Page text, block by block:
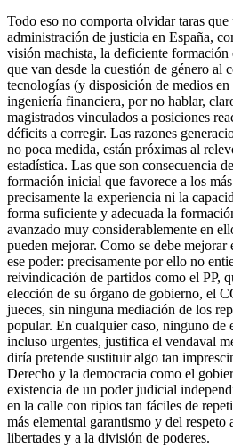
Todo eso no comporta olvidar taras
administración de justicia en España,
visión machista, la deficiente formación
que van desde la cuestión de género al
tecnologías (y disposición de medios
ingeniería financiera, por no hablar,
magistrados vinculados a posiciones
déficits a corregir. Las razones
no poca medida, están próximas al
estadística. Las que son consecuencia
formación inicial que favorece a los
precisamente la experiencia ni la
forma suficiente y adecuada la
avanzado muy considerablemente en
pueden mejorar. Como se debe
ese poder: precisamente por ello no
reivindicación de partidos como el PP,
elección de su órgano de gobierno, el
jueces, sin ninguna mediación de los
popular. En cualquier caso, ninguno de
incluso urgentes, justifica el vendaval
diría pretende sustituir algo tan
Derecho y la democracia como el
existencia de un poder judicial
en la calle con ripios tan fáciles de
más elemental garantismo y del respeto
libertades y a la división de poderes.